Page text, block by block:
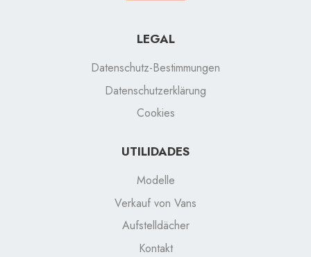
LEGAL
Datenschutz-Bestimmungen
Datenschutzerklärung
Cookies
UTILIDADES
Modelle
Verkauf von Vans
Aufstelldächer
Kontakt